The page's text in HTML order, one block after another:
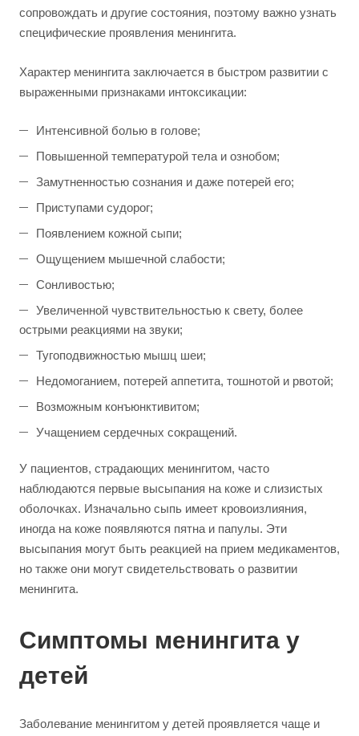
сопровождать и другие состояния, поэтому важно узнать
специфические проявления менингита.
Характер менингита заключается в быстром развитии с
выраженными признаками интоксикации:
Интенсивной болью в голове;
Повышенной температурой тела и ознобом;
Замутненностью сознания и даже потерей его;
Приступами судорог;
Появлением кожной сыпи;
Ощущением мышечной слабости;
Сонливостью;
Увеличенной чувствительностью к свету, более
острыми реакциями на звуки;
Тугоподвижностью мышц шеи;
Недомоганием, потерей аппетита, тошнотой и рвотой;
Возможным конъюнктивитом;
Учащением сердечных сокращений.
У пациентов, страдающих менингитом, часто
наблюдаются первые высыпания на коже и слизистых
оболочках. Изначально сыпь имеет кровоизлияния,
иногда на коже появляются пятна и папулы. Эти
высыпания могут быть реакцией на прием медикаментов,
но также они могут свидетельствовать о развитии
менингита.
Симптомы менингита у
детей
Заболевание менингитом у детей проявляется чаще и